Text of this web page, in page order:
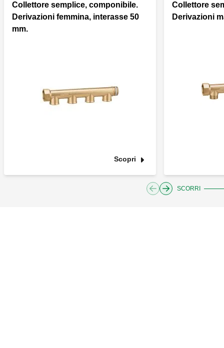
Collettore semplice, componibile.
Derivazioni femmina, interasse 50
mm.
Scopri
Collettore
Derivazioni
SCORRI